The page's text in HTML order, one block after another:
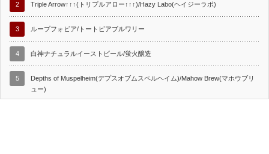
2 Triple Arrow↑↑↑(トリプルアロー↑↑↑)/Hazy Labo(ヘイジーラボ)
3 ループフォビア/トートピアブルワリー
4 白神ナチュラルイーストビール/蛍火醸造
5
Depths of Muspelheim(デプスオブムスペルヘイム)/Mahow Brew(マホウブリ
ュー)